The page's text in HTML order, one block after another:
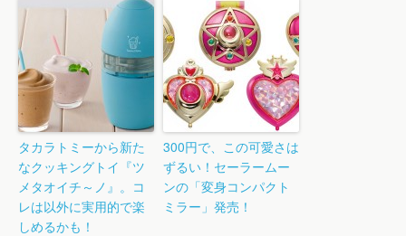
タカラトミーから新た
なクッキングトイ『ツ
メタオイチ～ノ』。コ
レは以外に実用的で楽
しめるかも！
300円で、この可愛さは
ずるい！セーラームー
ンの「変身コンパクト
ミラー」発売！